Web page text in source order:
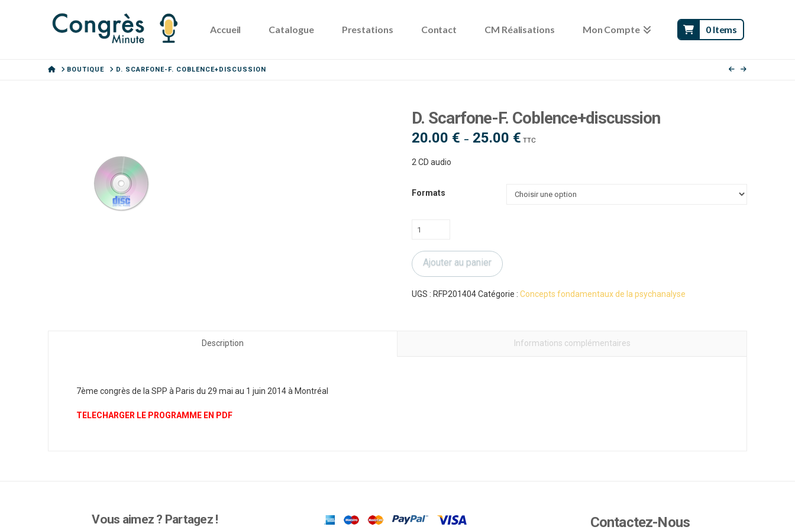
Accueil Catalogue Prestations Contact CM Réalisations Mon Compte 0 Items
HOMEBOUTIQUE D. SCARFONE-F. COBLENCE+DISCUSSION
D. Scarfone-F. Coblence+discussion
20.00 € – 25.00 €Plage
de
TTC
2 CD audio
Formats
quantité
D.
Scarfone-
Coblence+discussion
Ajouter au panier
UGS : RFP201404 Catégorie : Concepts fondamentaux de la psychanalyse
Description Informations complémentaires
7ème congrès de la SPP à Paris du 29 mai au 1 juin 2014 à Montréal
TELECHARGER LE PROGRAMME EN PDF
Vous aimez ? Partagez ! Contactez-Nous